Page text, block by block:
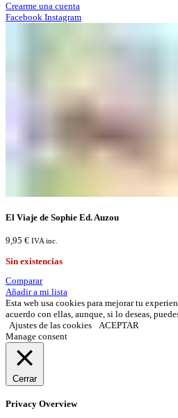
Crearme una cuenta
Facebook Instagram
El Viaje de Sophie Ed. Auzou
9,95 € IVA inc.
Sin existencias
Comparar
Añadir a mi lista
Esta web usa cookies para mejorar tu
acuerdo con ellas, aunque, si lo deseas,
Ajustes de las cookies
ACEPTAR
Manage consent
Cerrar
Privacy Overview